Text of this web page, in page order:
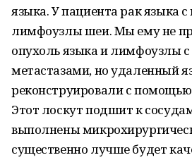
языка. У пациента рак языка
лимфоузлы шеи. Мы ему не
опухоль языка и лимфоузлы
метастазами, но удаленный
реконструировали с помощью
Этот лоскут подшит к
выполнены
существенно лучше будет